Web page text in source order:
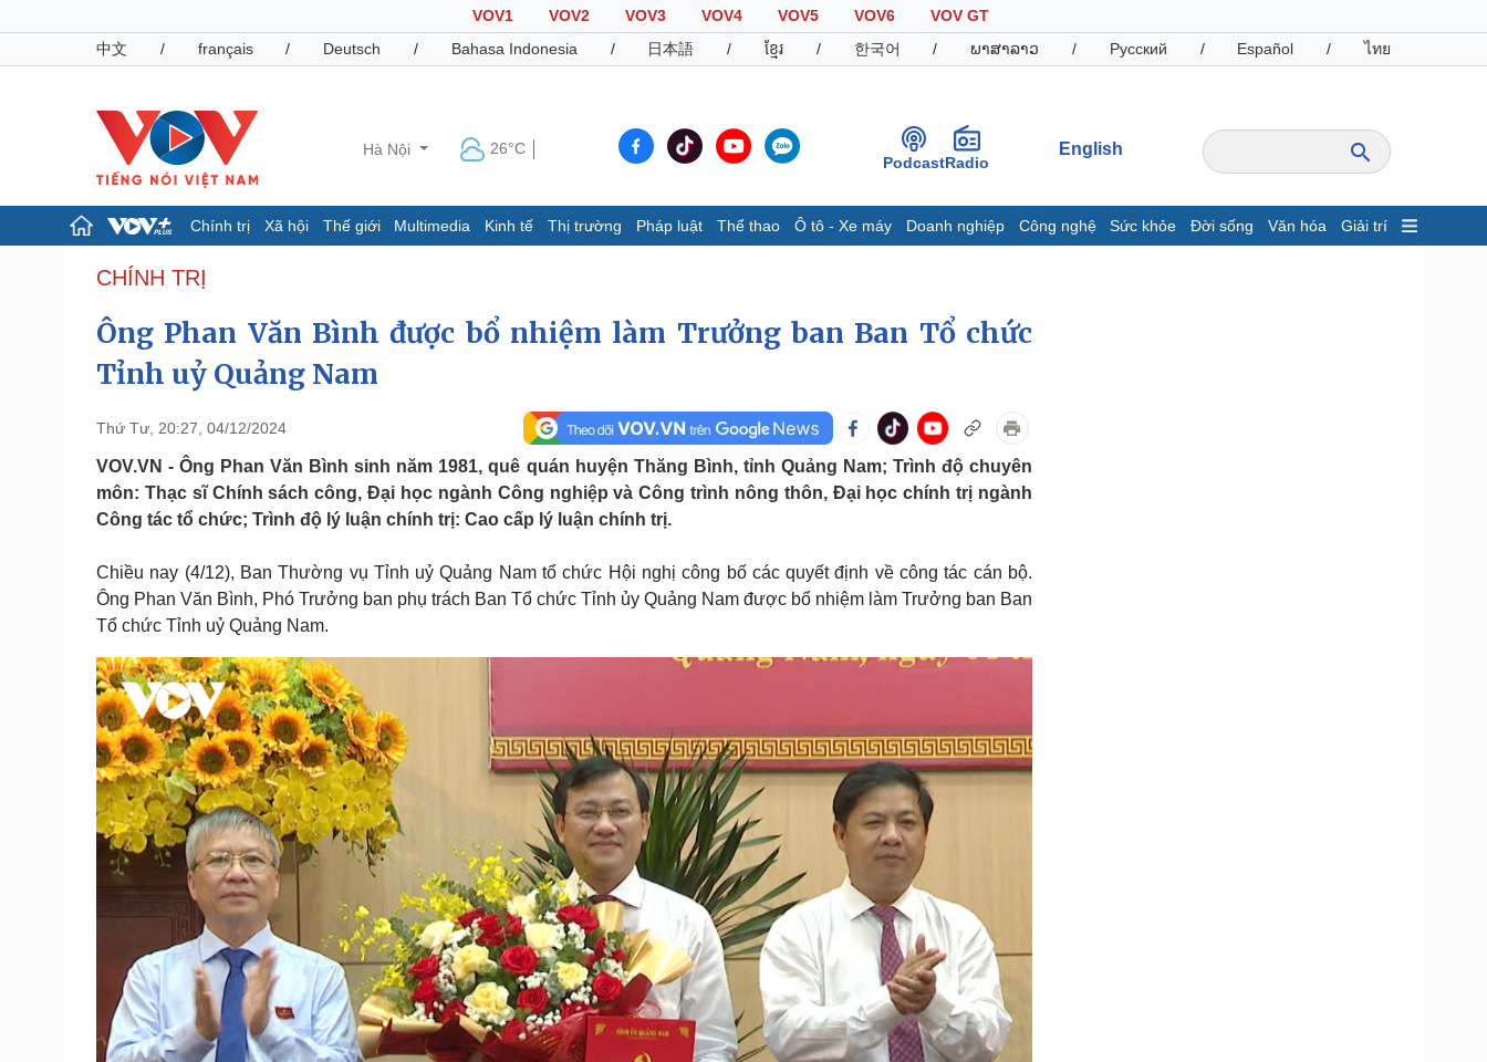
VOV1 VOV2 VOV3 VOV4 VOV5 VOV6
VOV GT
中文
/ français / Deutsch / Bahasa Indonesia / 日本語 / ខ្មែរ / 한국어 / ພາສາລາວ / Русский / Español / ไทย
Hà Nội 26°C
PodcastRadio
English
Chính trị Xã hội Thế giới Multimedia Kinh tế Thị trường Pháp luật Thể thao Ô tô - Xe máy Doanh nghiệp Công nghệ Sức khỏe Đời sống Văn hóa Giải trí
Chính trị
Tổ chức nhân sự
Quốc hội
Nhận diện sự thật
Dự báo thời tiết
Giáo dục
Dấu ấn VOV
Cuộc sống đó đây
Hồ sơ
Ảnh
E-Magazine
Khởi nghiệp
Pháp luật
Vụ án
Tin nóng
Tư vấn luật
Quân sự - Quốc phòng
Vũ khí
Việt Nam
Phân tích
Thể thao
Bóng đá
Lịch thi đấu bóng đá
Thế giới thể thao
Hậu trường
Ô tô - Xe máy
Ô tô
Xe máy
Doanh nghiệp
Thông tin doanh nghiệp
Doanh nghiệp 24h
Sức khỏe
Cây thuốc
Sản phụ khoa
Nhi khoa
Nam khoa
Làm đẹp - giảm cân
Phòng mạch online
Ăn sạch sống khỏe
Blog
Tình yêu - Gia đình
Thời trang
Cải chính
CHÍNH TRỊ
Ông Phan Văn Bình được bổ nhiệm làm Trưởng ban Ban Tổ chức
Tỉnh uỷ Quảng Nam
Thứ Tư, 20:27, 04/12/2024
VOV.VN - Ông Phan Văn Bình sinh năm 1981, quê quán huyện Thăng Bình, tỉnh Quảng Nam; Trình độ chuyên
môn: Thạc sĩ Chính sách công, Đại học ngành Công nghiệp và Công trình nông thôn, Đại học chính trị ngành
Công tác tổ chức; Trình độ lý luận chính trị: Cao cấp lý luận chính trị.
Chiều nay (4/12), Ban Thường vụ Tỉnh uỷ Quảng Nam tổ chức Hội nghị công bố các quyết định về công tác cán bộ.
Ông Phan Văn Bình, Phó Trưởng ban phụ trách Ban Tổ chức Tỉnh ủy Quảng Nam được bổ nhiệm làm Trưởng ban Ban
Tổ chức Tỉnh uỷ Quảng Nam.